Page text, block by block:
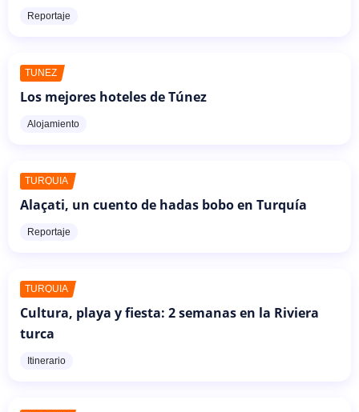
Reportaje
TÚNEZ
Los mejores hoteles de Túnez
Alojamiento
TURQUÍA
Alaçati, un cuento de hadas bobo en Turquía
Reportaje
TURQUÍA
Cultura, playa y fiesta: 2 semanas en la Riviera
turca
Itinerario